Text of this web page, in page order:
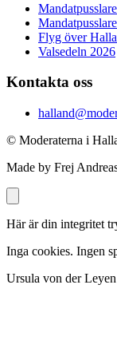
Flyg över
Valsedeln 2026
Kontakta oss
© Moderaterna i
Made by Frej
Här är din integritet
Inga cookies. Ingen
Ursula von der